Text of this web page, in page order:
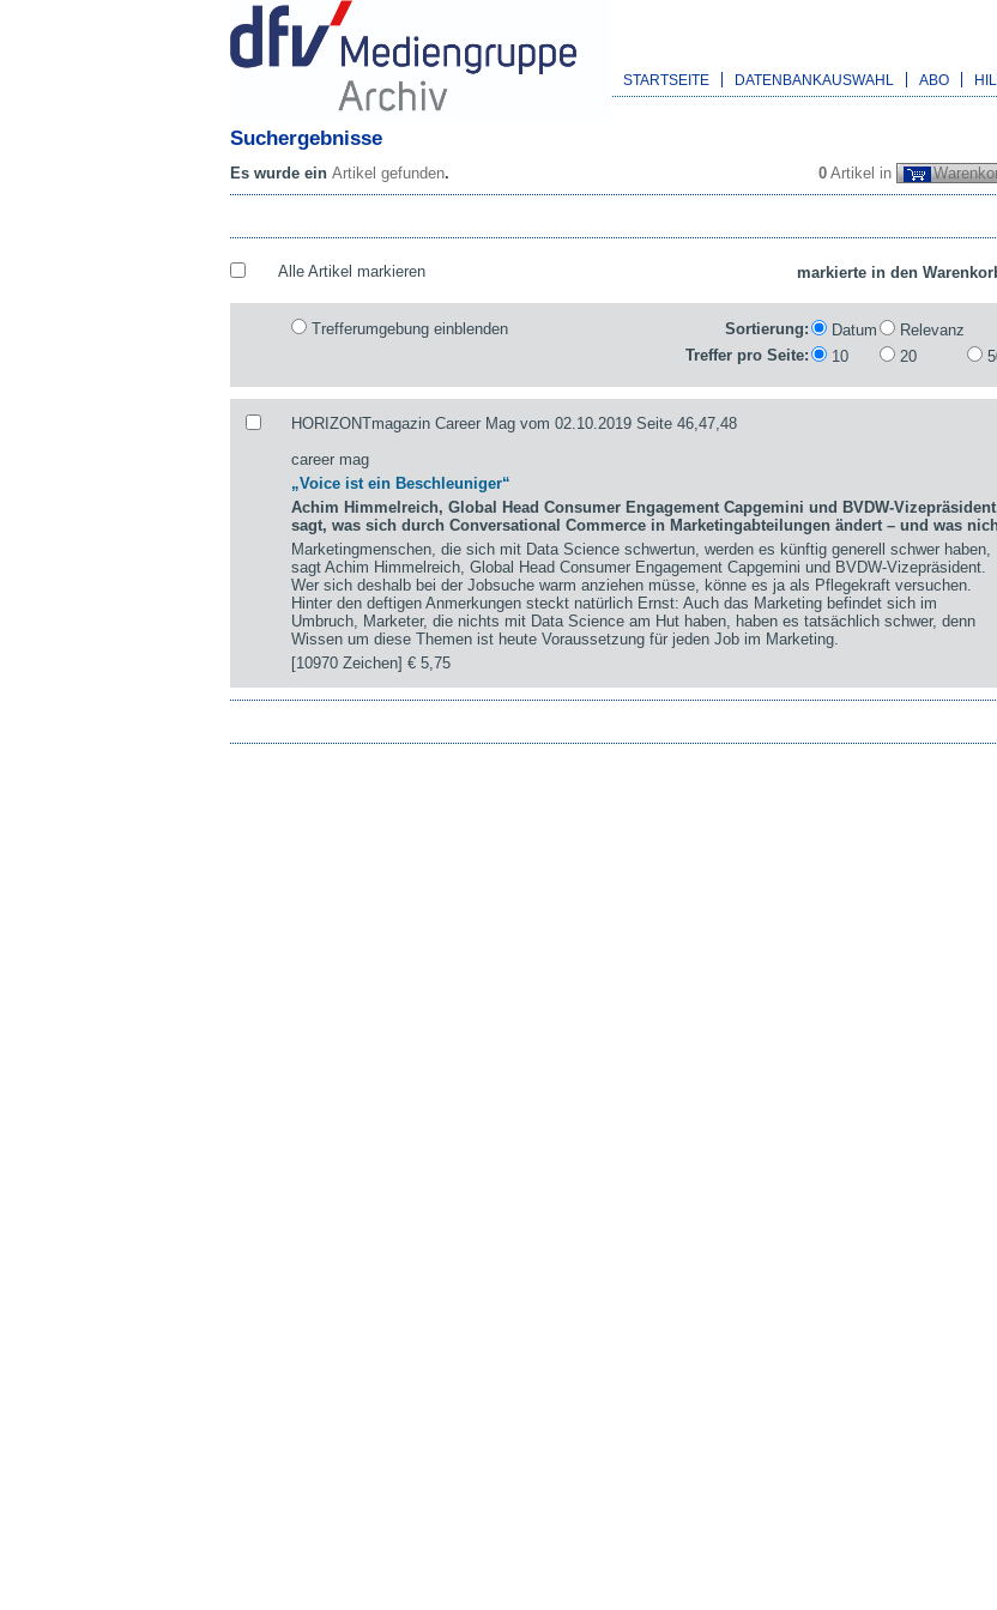
STARTSEITE DATENBANKAUSWAHL ABO
Suchergebnisse
0 Artikel in
Es wurde ein Artikel gefunden.
Alle Artikel markieren
Trefferumgebung einblenden Sortierung: Datum
Relevanz
Treffer pro Seite:
10 20
HORIZONTmagazin Career Mag vom 02.10.2019 Seite 46,47,48
career mag
„Voice ist ein Beschleuniger“
Achim Himmelreich, Global Head Consumer Engagement Capgemini und BVDW-
sagt, was sich durch Conversational Commerce in Marketingabteilungen ändert – und was
Marketingmenschen, die sich mit Data Science schwertun, werden es künftig generell schwer haben,
sagt Achim Himmelreich, Global Head Consumer Engagement Capgemini und BVDW-Vizepräsident.
Wer sich deshalb bei der Jobsuche warm anziehen müsse, könne es ja als Pflegekraft versuchen.
Hinter den deftigen Anmerkungen steckt natürlich Ernst: Auch das Marketing befindet sich im
Umbruch, Marketer, die nichts mit Data Science am Hut haben, haben es tatsächlich schwer, denn
Wissen um diese Themen ist heute Voraussetzung für jeden Job im Marketing.
[10970 Zeichen]€ 5,75